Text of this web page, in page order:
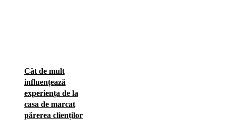
Cât de mult
influențează
experiența de la
casa de marcat
părerea clienților